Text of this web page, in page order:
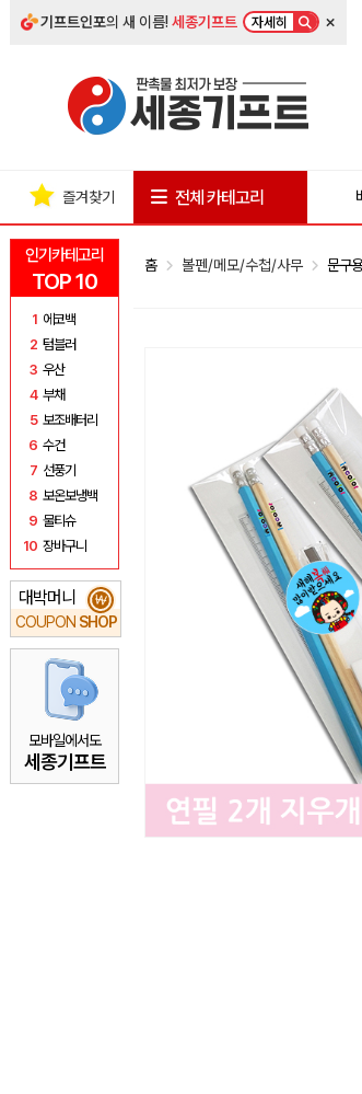
기프트인포의 새 이름!세종기프트 자세히 ×
인기카테고리
TOP 10
1 에코백
2 텀블러
3 우산
4 부채
5 보조배터리
6 수건
7 선풍기
8 보온보냉백
9 물티슈
10 장바구니
대박머니
COUPON SHOP
₩
모바일에서도
세종기프트
즐겨찾기 전체 카테고리
홈 볼펜/메모/수첩/사무 문구